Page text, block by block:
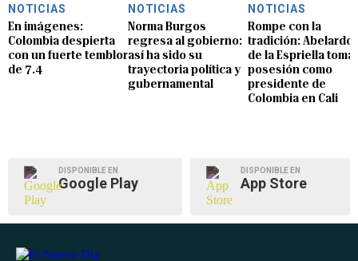
NOTICIAS
En imágenes:
Colombia despierta
con un fuerte temblor
de 7.4
NOTICIAS
Norma Burgos
regresa al gobierno:
así ha sido su
trayectoria política y
gubernamental
NOTICIAS
Rompe con la
tradición: Abelardo
de la Espriella toma
posesión como
presidente de
Colombia en Cali
DISPONIBLE EN
Google Play
DISPONIBLE EN
App Store